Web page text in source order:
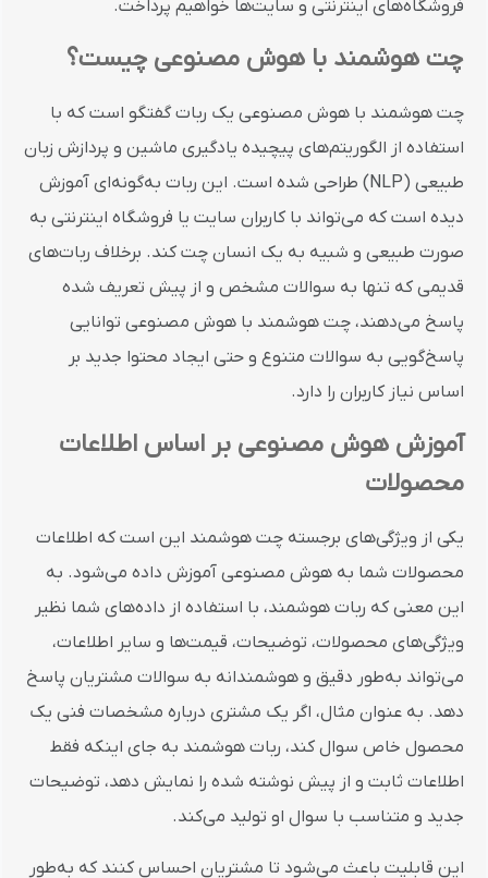
فروشگاه‌های اینترنتی و سایت‌ها خواهیم پرداخت.
چت هوشمند با هوش مصنوعی چیست؟
چت هوشمند با هوش مصنوعی یک ربات گفتگو است که با
استفاده از الگوریتم‌های پیچیده یادگیری ماشین و پردازش زبان
طبیعی (NLP) طراحی شده است. این ربات به‌گونه‌ای آموزش
دیده است که می‌تواند با کاربران سایت یا فروشگاه اینترنتی به
صورت طبیعی و شبیه به یک انسان چت کند. برخلاف ربات‌های
قدیمی که تنها به سوالات مشخص و از پیش تعریف شده
پاسخ می‌دهند، چت هوشمند با هوش مصنوعی توانایی
پاسخ‌گویی به سوالات متنوع و حتی ایجاد محتوا جدید بر
اساس نیاز کاربران را دارد.
آموزش هوش مصنوعی بر اساس اطلاعات
محصولات
یکی از ویژگی‌های برجسته چت هوشمند این است که اطلاعات
محصولات شما به هوش مصنوعی آموزش داده می‌شود. به
این معنی که ربات هوشمند، با استفاده از داده‌های شما نظیر
ویژگی‌های محصولات، توضیحات، قیمت‌ها و سایر اطلاعات،
می‌تواند به‌طور دقیق و هوشمندانه به سوالات مشتریان پاسخ
دهد. به عنوان مثال، اگر یک مشتری درباره مشخصات فنی یک
محصول خاص سوال کند، ربات هوشمند به جای اینکه فقط
اطلاعات ثابت و از پیش نوشته شده را نمایش دهد، توضیحات
جدید و متناسب با سوال او تولید می‌کند.
این قابلیت باعث می‌شود تا مشتریان احساس کنند که به‌طور